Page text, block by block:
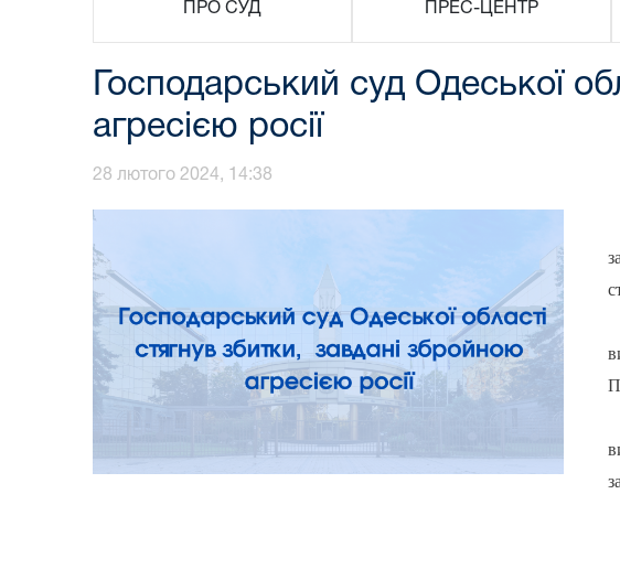
ПРО СУД ПРЕС-ЦЕНТР
Господарський суд Одеської
агресією росії
28 лютого 2024, 14:38